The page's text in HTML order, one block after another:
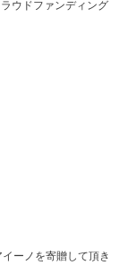
ウドファンディング
ーノを寄贈して頂き